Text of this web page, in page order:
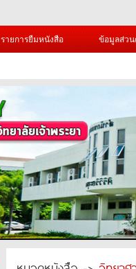
รายการยืมหนังสือ ข้อมูลส่ว